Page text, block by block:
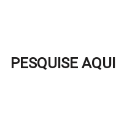
PESQUISE AQUI